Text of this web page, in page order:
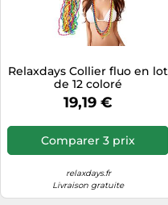
Relaxdays Collier fluo en lot
de 12 coloré
19,19 €
Comparer 3 prix
relaxdays.fr
Livraison gratuite